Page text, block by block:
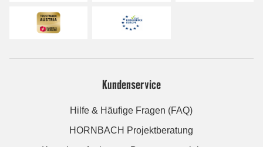
Kundenservice
Hilfe & Häufige Fragen (FAQ)
HORNBACH Projektberatung